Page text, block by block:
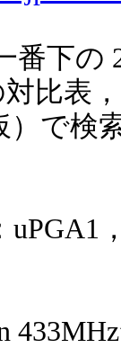
番下の
比表，
）で検